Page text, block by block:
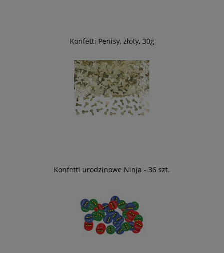
Konfetti Penisy, złoty, 30g
Konfetti urodzinowe Ninja - 36 szt.